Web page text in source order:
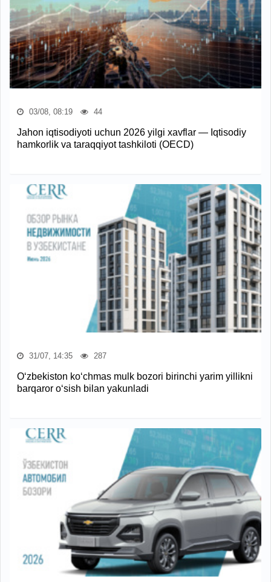
03/08, 08:19 44
Jahon iqtisodiyoti uchun 2026 yilgi xavflar — Iqtisodiy
hamkorlik va taraqqiyot tashkiloti (OECD)
31/07, 14:35 287
O‘zbekiston ko‘chmas mulk bozori birinchi yarim yillikni
barqaror o‘sish bilan yakunladi